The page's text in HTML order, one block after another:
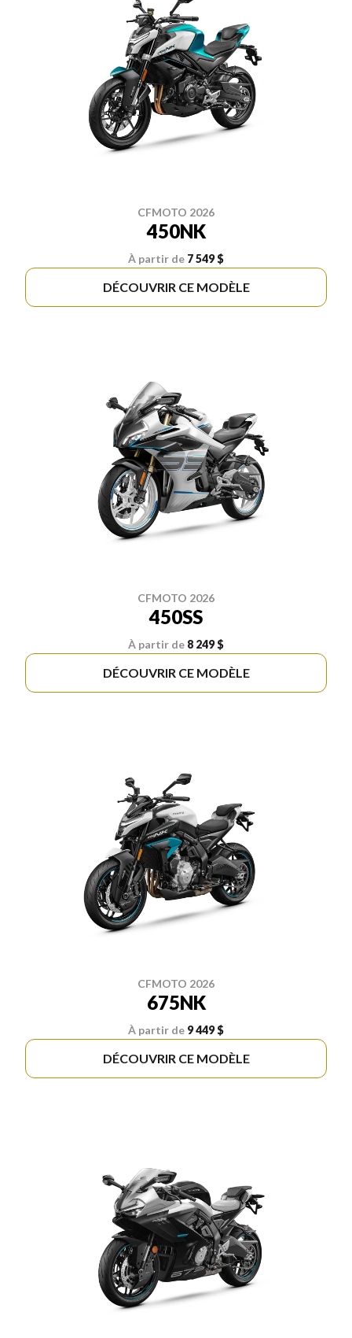
CFMOTO 2026
450NK
À partir de 7 549 $
DÉCOUVRIR CE MODÈLE
CFMOTO 2026
450SS
À partir de 8 249 $
DÉCOUVRIR CE MODÈLE
CFMOTO 2026
675NK
À partir de 9 449 $
DÉCOUVRIR CE MODÈLE